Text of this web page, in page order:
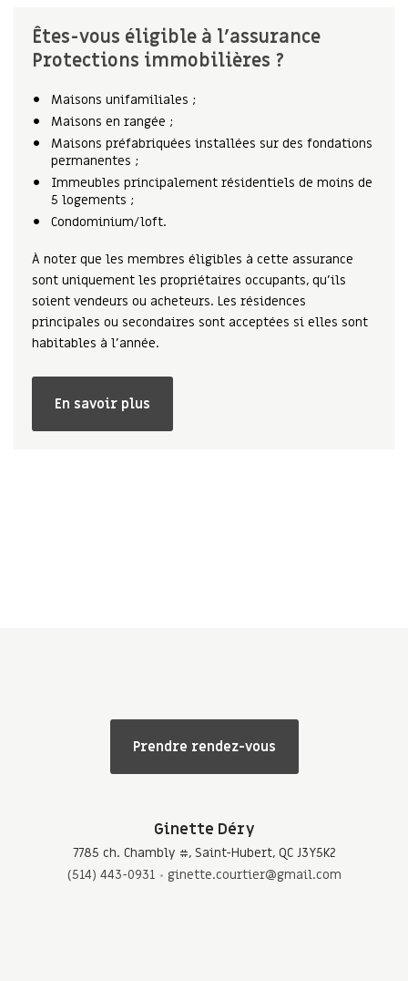
Êtes-vous éligible à l’assurance
Protections immobilières ?
Maisons unifamiliales ;
Maisons en rangée ;
Maisons préfabriquées installées sur des fondations
permanentes ;
Immeubles principalement résidentiels de moins de
5 logements ;
Condominium/loft.
À noter que les membres éligibles à cette assurance
sont uniquement les propriétaires occupants, qu’ils
soient vendeurs ou acheteurs. Les résidences
principales ou secondaires sont acceptées si elles sont
habitables à l’année.
En savoir plus
Prendre rendez-vous
Ginette Déry
7785 ch. Chambly #, Saint-Hubert, QC J3Y5K2
(514) 443-0931
ginette.courtier@gmail.com